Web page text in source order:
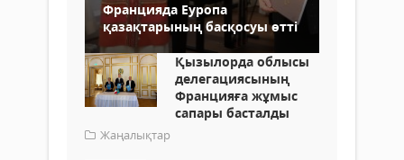
Францияда Еуропа
қазақтарының басқосуы өтті
Қызылорда облысы
делегациясының
Францияға жұмыс
сапары басталды
Жаңалықтар